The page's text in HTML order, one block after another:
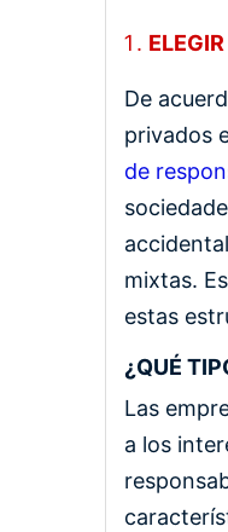
De
privados
de
mixtas.
estas
¿QUÉ
Las
a los